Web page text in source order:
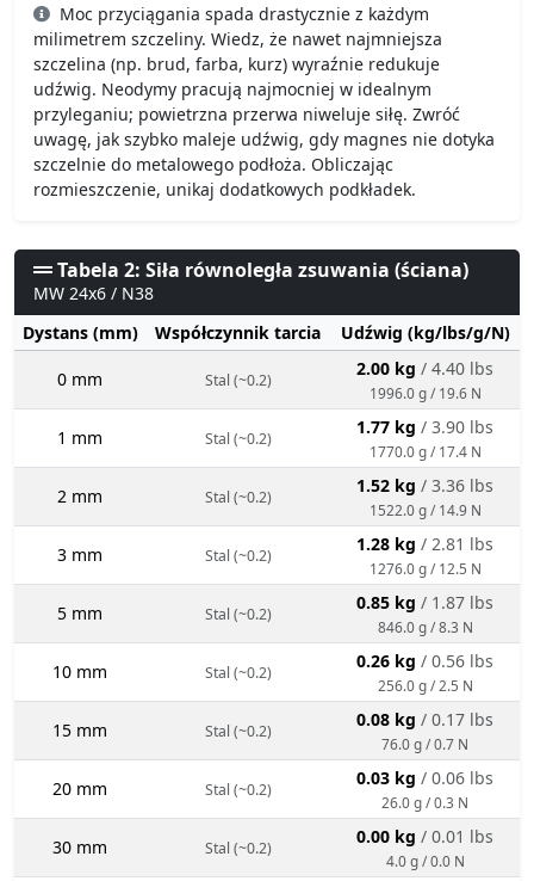
Moc przyciągania spada drastycznie z każdym
milimetrem szczeliny. Wiedz, że nawet najmniejsza
szczelina (np. brud, farba, kurz) wyraźnie redukuje
udźwig. Neodymy pracują najmocniej w idealnym
przyleganiu; powietrzna przerwa niweluje siłę. Zwróć
uwagę, jak szybko maleje udźwig, gdy magnes nie dotyka
szczelnie do metalowego podłoża. Obliczając
rozmieszczenie, unikaj dodatkowych podkładek.
Tabela 2: Siła równoległa zsuwania (ściana)
MW 24x6 / N38
Dystans (mm)
Współczynnik tarcia Udźwig (kg/lbs/g/N)
0 mm Stal (~0.2)
2.00 kg / 4.40 lbs
1996.0 g / 19.6 N
1 mm Stal (~0.2)
1.77 kg / 3.90 lbs
1770.0 g / 17.4 N
2 mm Stal (~0.2)
1.52 kg / 3.36 lbs
1522.0 g / 14.9 N
3 mm Stal (~0.2)
1.28 kg / 2.81 lbs
1276.0 g / 12.5 N
5 mm Stal (~0.2)
0.85 kg / 1.87 lbs
846.0 g / 8.3 N
10 mm Stal (~0.2)
0.26 kg / 0.56 lbs
256.0 g / 2.5 N
15 mm Stal (~0.2)
0.08 kg / 0.17 lbs
76.0 g / 0.7 N
20 mm Stal (~0.2)
0.03 kg / 0.06 lbs
26.0 g / 0.3 N
30 mm Stal (~0.2)
0.00 kg / 0.01 lbs
4.0 g / 0.0 N